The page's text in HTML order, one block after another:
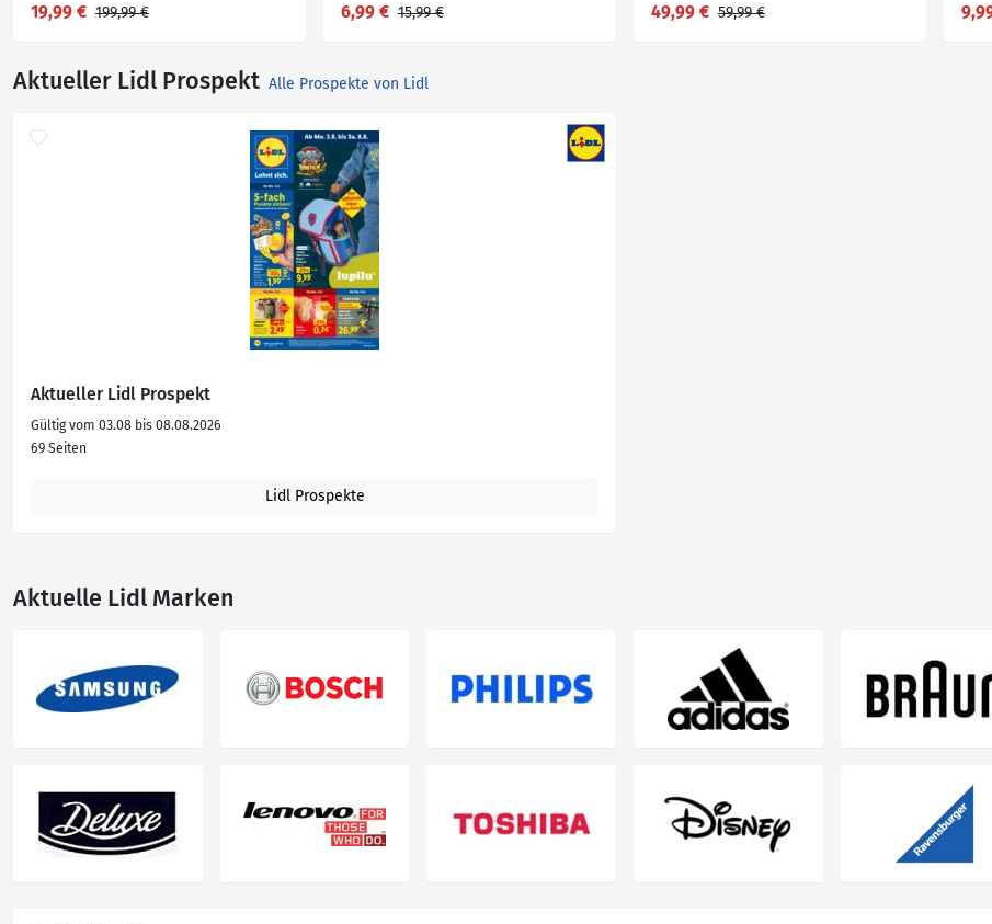
19,99 € 199,99 € 6,99 € 15,99 € 49,99 € 59,99 €
Aktueller Lidl Prospekt Alle Prospekte von Lidl
Aktueller Lidl Prospekt
Gültig vom 03.08 bis 08.08.2026
69 Seiten
Lidl Prospekte
Aktuelle Lidl Marken